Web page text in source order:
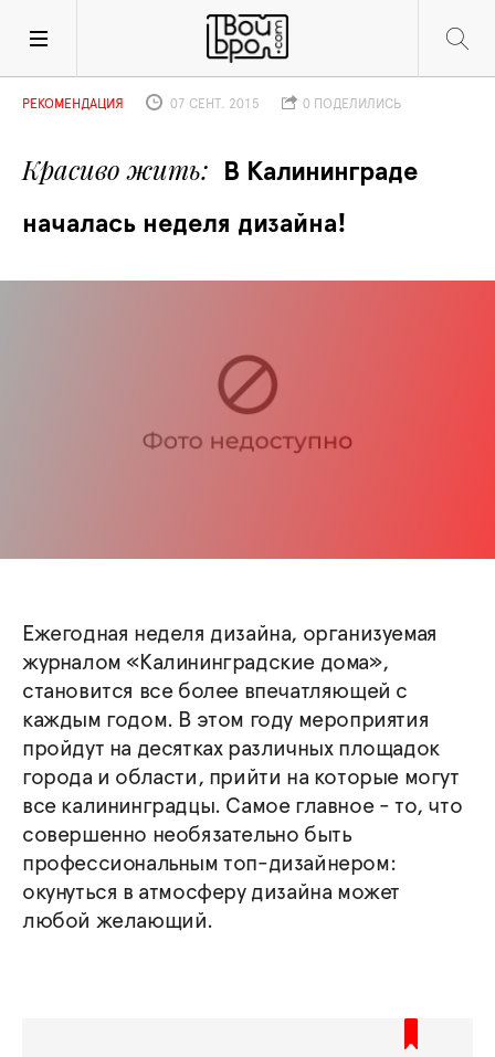
Красиво жить
В Калининграде
началась неделя дизайна!
РЕКОМЕНДАЦИЯ 07 СЕНТ. 2015 0 ПОДЕЛИЛИСЬ
Ежегодная неделя дизайна, организуемая
журналом «Калининградские дома»,
становится все более впечатляющей с
каждым годом. В этом году мероприятия
пройдут на десятках различных площадок
города и области, прийти на которые могут
все калининградцы. Самое главное - то, что
совершенно необязательно быть
профессиональным топ-дизайнером:
окунуться в атмосферу дизайна может
любой желающий.